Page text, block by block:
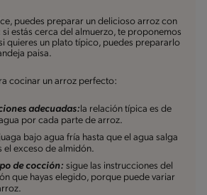
puedes preparar un delicioso arroz con
si estás cerca del almuerzo, te proponemos
quieres un plato típico, puedes prepararlo
paisa.
cocinar un arroz perfecto:
adecuadas:la relación típica es de
por cada parte de arroz.
bajo agua fría hasta que el agua salga
el exceso de almidón.
de cocción: sigue las instrucciones del
que hayas elegido, porque puede variar